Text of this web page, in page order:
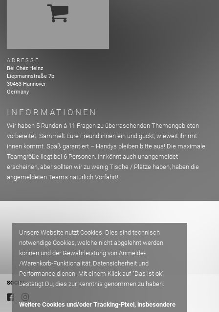
ADRESSE
Béi Chéz Heinz
Liepmannstraße 7b
30453 Hannover
Germany
INFORMATIONEN
Wir haben 5 Runden á 11 Fragen zu überraschenden Themengebieten
vorbereitet. Sammelt Eure Freund:innen ein und guckt, wieweit Ihr mit
ihnen kommt. Spaß garantiert – Handys bleiben bitte aus! Die maximale
Teamgröße liegt bei 6 Personen. Ihr könnt auch unangemeldet
erscheinen, aber sollten wir zu wenig Tische / Plätze haben, haben die
angemeldeten Teams natürlich Vorfahrt!
SOCIAL
Unsere Website nutzt Cookies. Dies sind technisch
notwendige Cookies, welche nicht abgelehnt werden
können und der Gewährleistung von Anmelde-
/Warenkorb-Funktionalität, Datensicherheit und
Performance dienen. Mit einem Klick auf "Das ist ok"
bestätigt Du, dies zur Kenntnis genommen zu haben.
Weitere Cookies und/oder Tracking-Pixel, insbesondere